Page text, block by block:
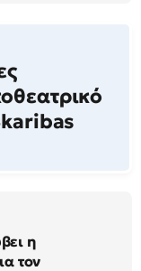
η
τον